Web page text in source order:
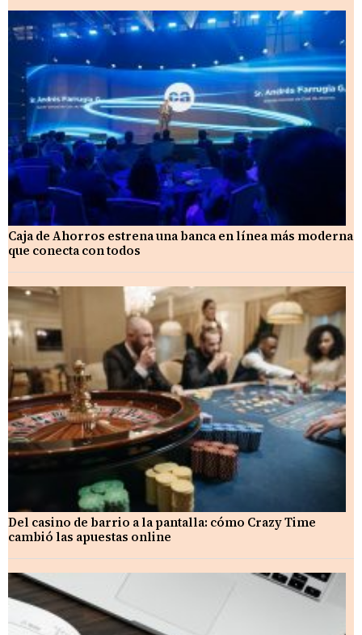
Caja de Ahorros estrena una banca en línea más moderna
que conecta con todos
Del casino de barrio a la pantalla: cómo Crazy Time
cambió las apuestas online